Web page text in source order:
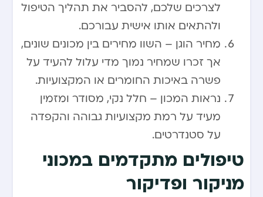
לצרכים שלכם, להסביר את תהליך הטיפול
ולהתאים אותו אישית עבורכם.
מחיר הוגן – השוו מחירים בין מכונים שונים,
אך זכרו שמחיר נמוך מדי עלול להעיד על
פשרה באיכות החומרים או המקצועיות.
נראות המכון – חלל נקי, מסודר ומזמין
מעיד על רמת מקצועיות גבוהה והקפדה
על סטנדרטים.
טיפולים מתקדמים במכוני
מניקור ופדיקור